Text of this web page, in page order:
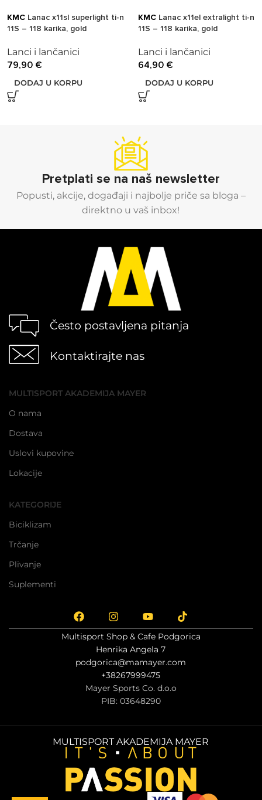
KMC Lanac x11sl superlight ti-n
11S – 118 karika, gold
Lanci i lančanici
79,90 €
DODAJ U KORPU
KMC Lanac x11el extralight ti-n
11S – 118 karika, gold
Lanci i lančanici
64,90 €
DODAJ U KORPU
Pretplati se na naš newsletter
Popusti, akcije, događaji i najbolje priče sa bloga –
direktno u vaš inbox!
Često postavljena pitanja
Kontaktirajte nas
MULTISPORT AKADEMIJA MAYER
O nama
Dostava
Uslovi kupovine
Lokacije
KATEGORIJE
Biciklizam
Trčanje
Plivanje
Suplementi
Multisport Shop & Cafe Podgorica
Henrika Angela 7
podgorica@mamayer.com
+38267999475
Mayer Sports Co. d.o.o
PIB: 03648290
MULTISPORT AKADEMIJA MAYER